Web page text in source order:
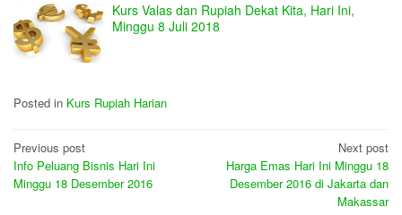
Kurs Valas dan Rupiah Dekat Kita, Hari Ini,
Minggu 8 Juli 2018
Posted in Kurs Rupiah Harian
Post
navigation
Previous post
Info Peluang Bisnis Hari Ini
Minggu 18 Desember 2016
Next post
Harga Emas Hari Ini Minggu 18
Desember 2016 di Jakarta dan
Makassar